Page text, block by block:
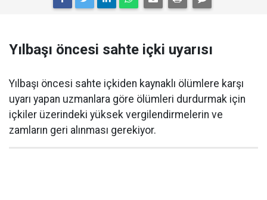
Yılbaşı öncesi sahte içki uyarısı
Yılbaşı öncesi sahte içkiden kaynaklı ölümlere karşı
uyarı yapan uzmanlara göre ölümleri durdurmak için
içkiler üzerindeki yüksek vergilendirmelerin ve
zamların geri alınması gerekiyor.